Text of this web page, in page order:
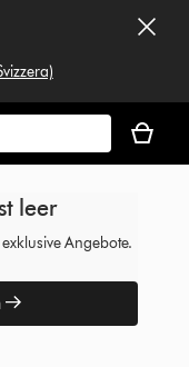
ist
leer
Angebote.